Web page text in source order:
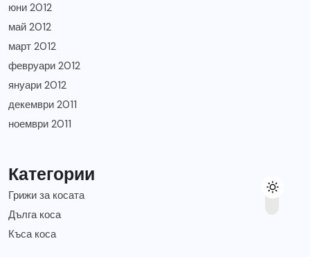
юни 2012
май 2012
март 2012
февруари 2012
януари 2012
декември 2011
ноември 2011
Категории
Грижи за косата
Дълга коса
Къса коса